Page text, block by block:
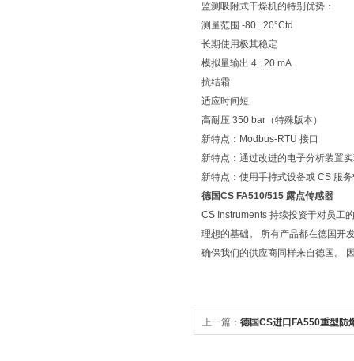
监测吸附式干燥机的特别优势：
测量范围 -80...20°Ctd
长期使用极其稳定
模拟量输出 4...20 mA
抗结霜
适应时间短
高耐压 350 bar（特殊版本）
新特点：Modbus-RTU 接口
新特点：通过改进的电子分析装置
新特点：使用手持式设备或 CS 服
德国CS FA510/515 露点传感器
CS Instruments 持续投资于对员工
理想的基础。 所有产品都在德国开
确保我们的供应商同样来自德国。
上一篇： 德国CS进口FA550重型防